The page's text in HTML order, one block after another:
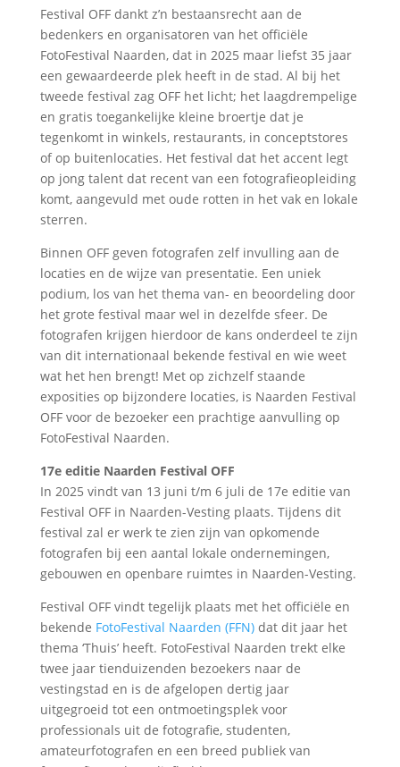
Festival OFF dankt z’n bestaansrecht aan de
bedenkers en organisatoren van het officiële
FotoFestival Naarden, dat in 2025 maar liefst 35 jaar
een gewaardeerde plek heeft in de stad. Al bij het
tweede festival zag OFF het licht; het laagdrempelige
en gratis toegankelijke kleine broertje dat je
tegenkomt in winkels, restaurants, in conceptstores
of op buitenlocaties. Het festival dat het accent legt
op jong talent dat recent van een fotografieopleiding
komt, aangevuld met oude rotten in het vak en lokale
sterren.
Binnen OFF geven fotografen zelf invulling aan de
locaties en de wijze van presentatie. Een uniek
podium, los van het thema van- en beoordeling door
het grote festival maar wel in dezelfde sfeer. De
fotografen krijgen hierdoor de kans onderdeel te zijn
van dit internationaal bekende festival en wie weet
wat het hen brengt! Met op zichzelf staande
exposities op bijzondere locaties, is Naarden Festival
OFF voor de bezoeker een prachtige aanvulling op
FotoFestival Naarden.
17e editie Naarden Festival OFF
In 2025 vindt van 13 juni t/m 6 juli de 17e editie van
Festival OFF in Naarden-Vesting plaats. Tijdens dit
festival zal er werk te zien zijn van opkomende
fotografen bij een aantal lokale ondernemingen,
gebouwen en openbare ruimtes in Naarden-Vesting.
Festival OFF vindt tegelijk plaats met het officiële en
bekende FotoFestival Naarden (FFN)dat dit jaar het
thema ‘Thuis’ heeft. FotoFestival Naarden trekt elke
twee jaar tienduizenden bezoekers naar de
vestingstad en is de afgelopen dertig jaar
uitgegroeid tot een ontmoetingsplek voor
professionals uit de fotografie, studenten,
amateurfotografen en een breed publiek van